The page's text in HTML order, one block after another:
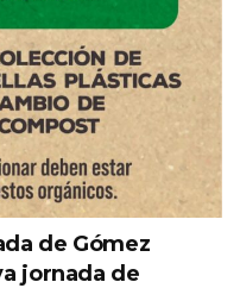
de Gómez
jornada de